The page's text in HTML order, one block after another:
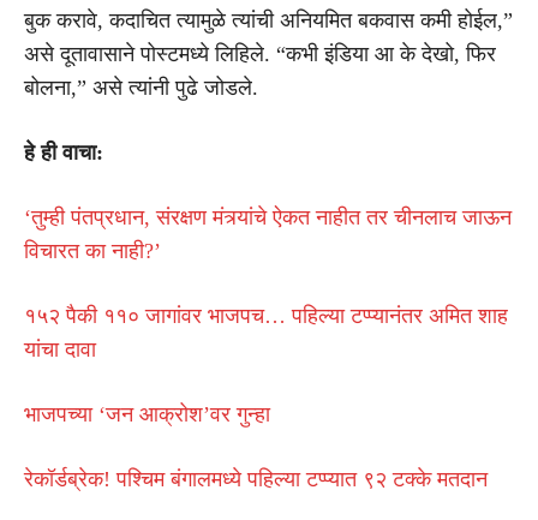
बुक करावे, कदाचित त्यामुळे त्यांची अनियमित बकवास कमी होईल,”
असे दूतावासाने पोस्टमध्ये लिहिले. “कभी इंडिया आ के देखो, फिर
बोलना,” असे त्यांनी पुढे जोडले.
हे ही वाचा:
‘तुम्ही पंतप्रधान, संरक्षण मंत्र्यांचे ऐकत नाहीत तर चीनलाच जाऊन
विचारत का नाही?’
१५२ पैकी ११० जागांवर भाजपच… पहिल्या टप्प्यानंतर अमित शाह
यांचा दावा
भाजपच्या ‘जन आक्रोश’वर गुन्हा
रेकॉर्डब्रेक! पश्चिम बंगालमध्ये पहिल्या टप्प्यात ९२ टक्के मतदान